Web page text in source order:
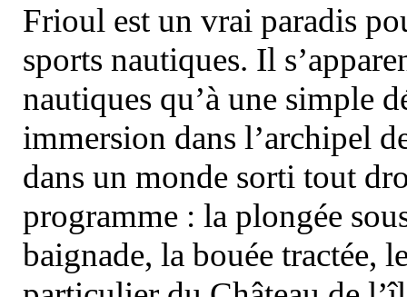
Frioul est un vrai paradis
sports nautiques. Il
nautiques qu’à une simple
immersion dans l’archipel
dans un monde sorti tout
programme : la plongée
baignade, la bouée tractée,